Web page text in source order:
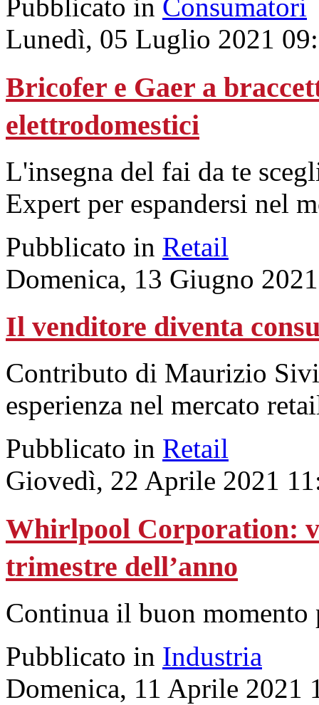
Pubblicato in Consumatori
Lunedì, 05 Luglio 2021
Bricofer e Gaer a
elettrodomestici
L'insegna del fai da te
Expert per espandersi nel
Pubblicato in Retail
Domenica, 13 Giugno
Il venditore diventa
Contributo di Maurizio
esperienza nel mercato
Pubblicato in Retail
Giovedì, 22 Aprile 2021
Whirlpool Corporation:
trimestre dell’anno
Continua il buon momento
Pubblicato in Industria
Domenica, 11 Aprile 2021